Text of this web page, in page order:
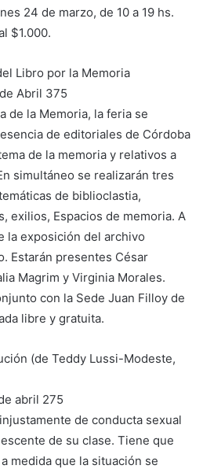
24 de marzo, de 10 a 19 hs.
$1.000.
Libro por la Memoria
Abril 375
de la Memoria, la feria se
de editoriales de Córdoba
de la memoria y relativos a
simultáneo se realizarán tres
de biblioclastia,
exilios, Espacios de memoria. A
la exposición del archivo
Estarán presentes César
Magrim y Virginia Morales.
con la Sede Juan Filloy de
libre y gratuita.
(de Teddy Lussi-Modeste,
abril 275
de conducta sexual
de su clase. Tiene que
medida que la situación se